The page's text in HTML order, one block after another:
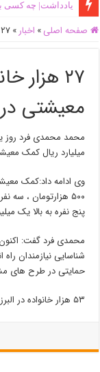
یادداشت| ‌چه کسی
صفحه اصلی » اخبار » ۲۷ هزار خانوار نیازمند در البرز کمک معیشتی دریافت کردند
۲۷ هزار
معیشتی
میلیارد ریال کمک
پنج نفره به بالا یک میلیون و ۱۰۰ هزار
محمدی فرد گفت: اکنون
شناسایی نیازمندان
حمایتی در طرح های
۵۳ هزار خانواده در البرز زیر چتر حمایتی کمیته امداد امام خمینی (ره)هستند.